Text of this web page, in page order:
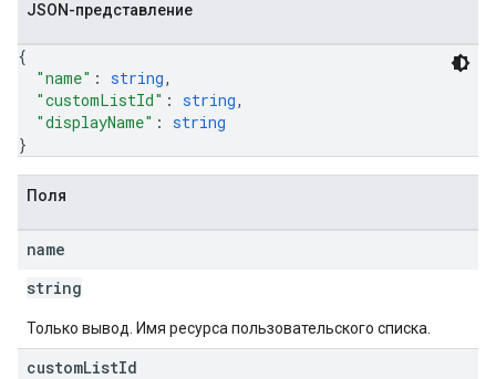
JSON-представление
{
"name" : string,
"customListId" : string,
"displayName" : string
}
Поля
name
string
Только вывод. Имя ресурса пользовательского списка.
customListId